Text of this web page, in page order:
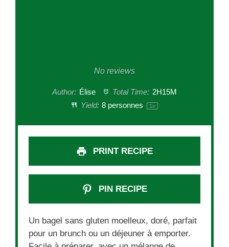
No reviews
Author: Élise Total Time: 2H15M
Yield: 8 personnes 1x
PRINT RECIPE
PIN RECIPE
Un bagel sans gluten moelleux, doré, parfait
pour un brunch ou un déjeuner à emporter.